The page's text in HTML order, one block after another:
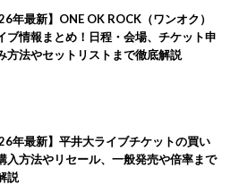
年最新】ONE OK ROCK（ワンオク）
ブ情報まとめ！日程・会場、チケット申
方法やセットリストまで徹底解説
年最新】平井大ライブチケットの買い
入方法やリセール、一般発売や倍率まで
説